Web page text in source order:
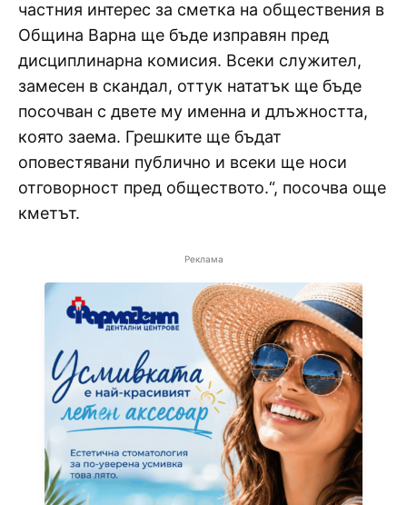
частния интерес за сметка на обществения в
Община Варна ще бъде изправян пред
дисциплинарна комисия. Всеки служител,
замесен в скандал, оттук нататък ще бъде
посочван с двете му именна и длъжността,
която заема. Грешките ще бъдат
оповестявани публично и всеки ще носи
отговорност пред обществото.“, посочва още
кметът.
Реклама